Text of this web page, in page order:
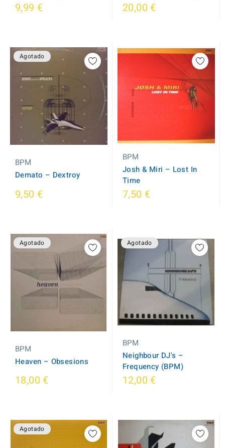
9,99 € 20,00 €
Agotado
BPM
Demato ‎– Dextroy
9,50 €
BPM
Josh & Miri ‎– Lost In
Time
7,50 €
Agotado
BPM
Heaven ‎– Obsesions
18,00 €
Agotado
BPM
Neighbour DJ's ‎–
Frequency (BPM)
12,00 €
Agotado